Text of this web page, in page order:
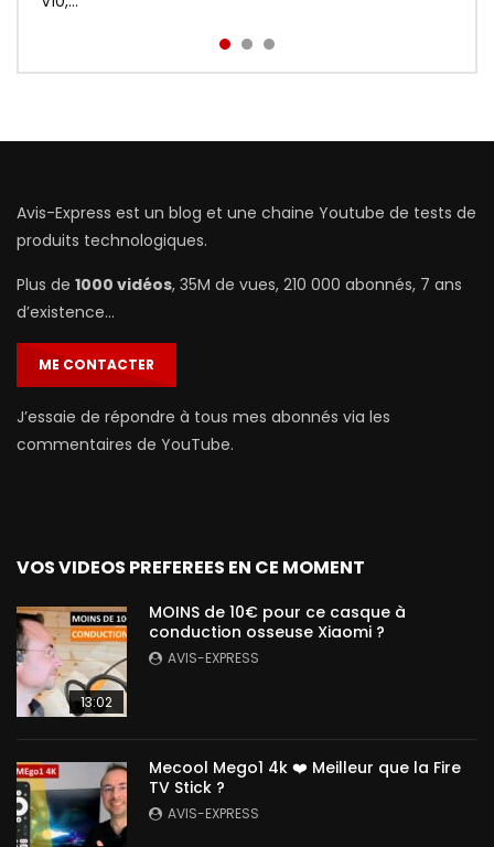
Avis-Express est un blog et une chaine Youtube de tests de
produits technologiques.
Plus de 1000 vidéos, 35M de vues, 210 000 abonnés, 7 ans
d’existence…
ME CONTACTER
J’essaie de répondre à tous mes abonnés via les
commentaires de YouTube.
VOS VIDEOS PREFEREES EN CE MOMENT
13:02
MOINS de 10€ pour ce casque à
conduction osseuse Xiaomi ?
AVIS-EXPRESS
Mecool Mego1 4k ❤️ Meilleur que la Fire
TV Stick ?
AVIS-EXPRESS